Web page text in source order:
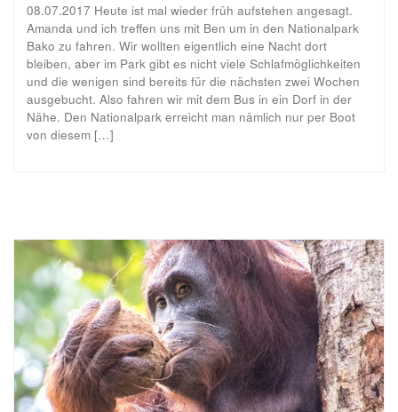
08.07.2017 Heute ist mal wieder früh aufstehen angesagt.
Amanda und ich treffen uns mit Ben um in den Nationalpark
Bako zu fahren. Wir wollten eigentlich eine Nacht dort
bleiben, aber im Park gibt es nicht viele Schlafmöglichkeiten
und die wenigen sind bereits für die nächsten zwei Wochen
ausgebucht. Also fahren wir mit dem Bus in ein Dorf in der
Nähe. Den Nationalpark erreicht man nämlich nur per Boot
von diesem […]